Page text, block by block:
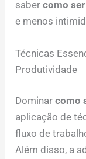
sabercomo
e menos
Técnicas
Produtividade
Dominarcomo
aplicação de
fluxo de
Além disso, a